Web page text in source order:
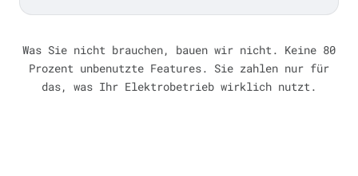
Was Sie nicht brauchen, bauen wir nicht. Keine 80
Prozent unbenutzte Features. Sie zahlen nur für
das, was Ihr Elektrobetrieb wirklich nutzt.